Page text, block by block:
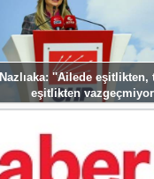
Nazlıaka: ''Ailede eşitlikten,
eşitlikten